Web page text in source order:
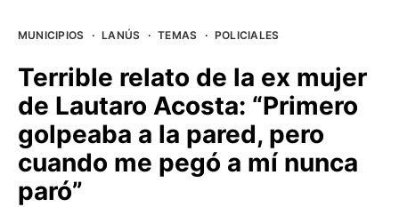
BUENOS AIRES
PROVINCIAS
MUNICIPIOS · LANÚS · TEMAS · POLICIALES
Terrible relato de la ex mujer
de Lautaro Acosta: “Primero
golpeaba a la pared, pero
cuando me pegó a mí nunca
paró”